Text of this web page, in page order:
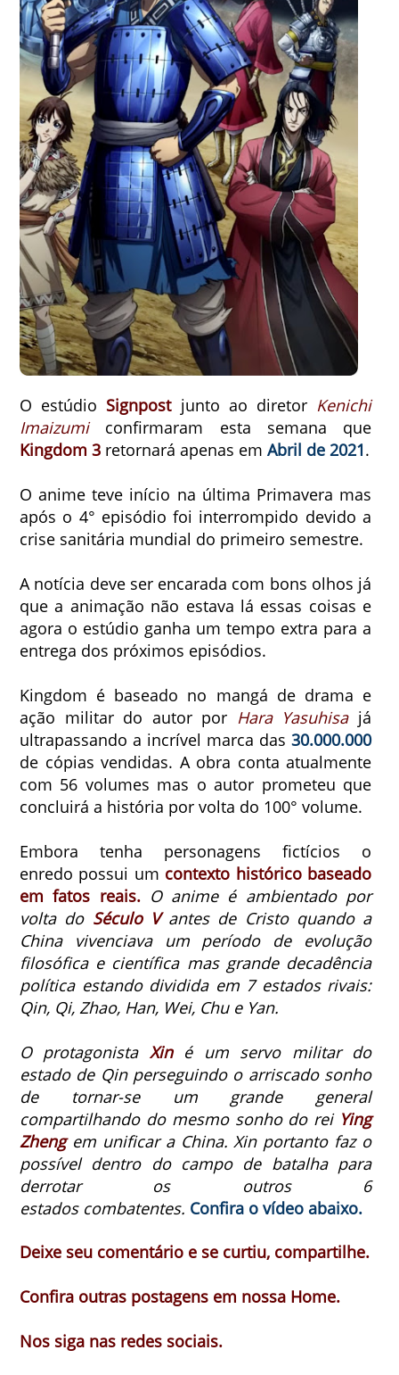
O estúdio Signpostjunto ao diretor Kenichi
Imaizumiconfirmaram esta semana que
Kingdom 3 retornará apenas em Abril de 2021.
O anime teve início na última Primavera mas
após o 4° episódio foi interrompido devido a
crise sanitária mundial do primeiro semestre.
A notícia deve ser encarada com bons olhos já
que a animação não estava lá essas coisas e
agora o estúdio ganha um tempo extra para a
entrega dos próximos episódios.
Kingdom é baseado no mangá de drama e
ação militar do autor por Hara Yasuhisajá
ultrapassando a incrível marca das30.000.000
de cópias vendidas. A obra conta atualmente
com 56 volumes mas o autor prometeu que
concluirá a história por volta do 100° volume.
Embora tenha personagens fictícios o
enredo possui um contexto histórico baseado
em fatos reais. O anime é ambientado por
volta do Século Vantes de Cristo quando a
China vivenciava um período de evolução
filosófica e científica mas grande decadência
política estando dividida em 7 estados rivais:
Qin, Qi, Zhao, Han, Wei, Chu e Yan.
O protagonista Xiné um servo militar do
estado de Qin perseguindo o arriscado sonho
de tornar-se um grande general
compartilhando do mesmo sonho do rei Ying
Zhengem unificar a China. Xin portanto faz o
possível dentro do campo de batalha para
derrotar os outros 6
estados combatentes. Confira o vídeo abaixo.
Deixe seu comentário e se curtiu, compartilhe.
Confira outras postagens em nossa Home.
Nos siga nas redes sociais.